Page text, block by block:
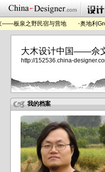
板泉之野民宿与营地 奥地利
大木设计中国——佘
http://152536.china-
我的档案